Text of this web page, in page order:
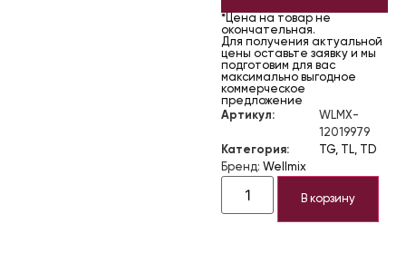
*Цена на товар не
окончательная.
Для получения актуальной
цены оставьте заявку и мы
подготовим для вас
максимально выгодное
коммерческое
предложение
Артикул:
WLMX-
12019979
Категория:
TG, TL, TD
Бренд: Wellmix
В корзину